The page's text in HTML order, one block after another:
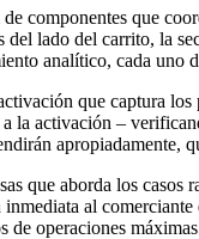
componentes que
del lado del carrito, la
analítico, cada uno
que captura
la activación –
que aborda los
al
de operaciones